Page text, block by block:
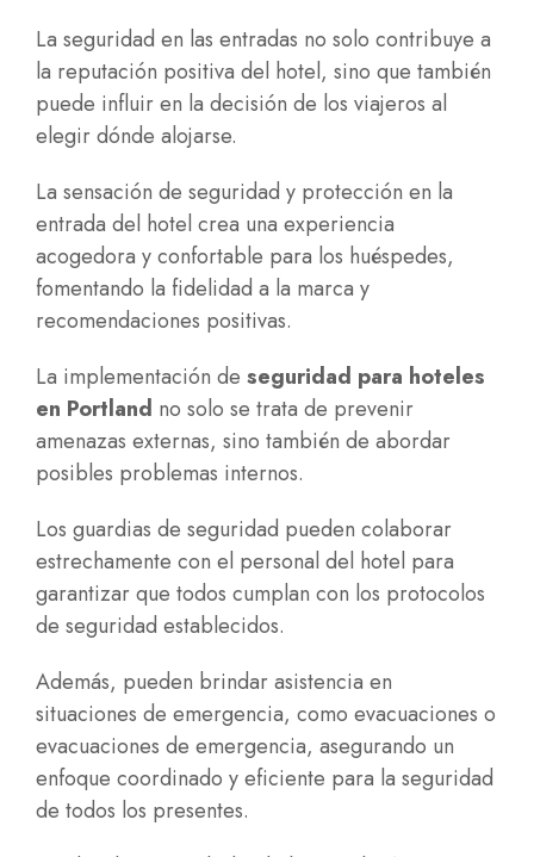
La seguridad en las entradas no solo contribuye a
la reputación positiva del hotel, sino que también
puede influir en la decisión de los viajeros al
elegir dónde alojarse.
La sensación de seguridad y protección en la
entrada del hotel crea una experiencia
acogedora y confortable para los huéspedes,
fomentando la fidelidad a la marca y
recomendaciones positivas.
La implementación de seguridad para hoteles
en Portland no solo se trata de prevenir
amenazas externas, sino también de abordar
posibles problemas internos.
Los guardias de seguridad pueden colaborar
estrechamente con el personal del hotel para
garantizar que todos cumplan con los protocolos
de seguridad establecidos.
Además, pueden brindar asistencia en
situaciones de emergencia, como evacuaciones o
evacuaciones de emergencia, asegurando un
enfoque coordinado y eficiente para la seguridad
de todos los presentes.